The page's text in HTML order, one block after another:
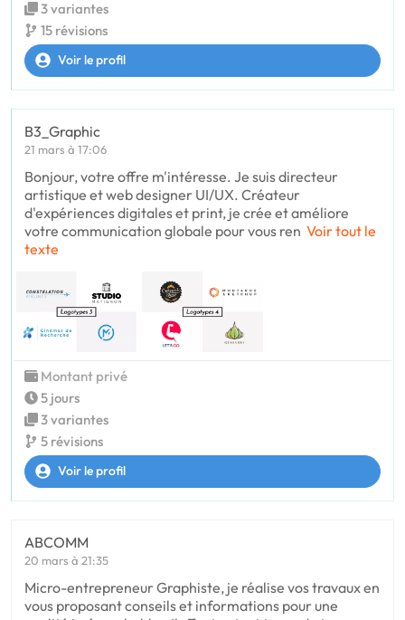
3 variantes
15 révisions
Voir le profil
B3_Graphic
21 mars à 17:06
Bonjour, votre offre m'intéresse. Je suis directeur
artistique et web designer UI/UX. Créateur
d'expériences digitales et print, je crée et améliore
votre communication globale pour vous ren Voir tout le
texte
Montant privé
5 jours
3 variantes
5 révisions
Voir le profil
ABCOMM
20 mars à 21:35
Micro-entrepreneur Graphiste, je réalise vos travaux en
vous proposant conseils et informations pour une